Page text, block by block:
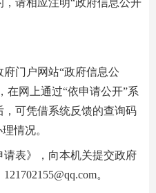
请相应注明“政府信息公开
门户网站“政府信息公
在网上通过“依申请公开”系
可凭借系统反馈的查询码
情况。
表》，向本机关提交政府
121702155@qq.com。